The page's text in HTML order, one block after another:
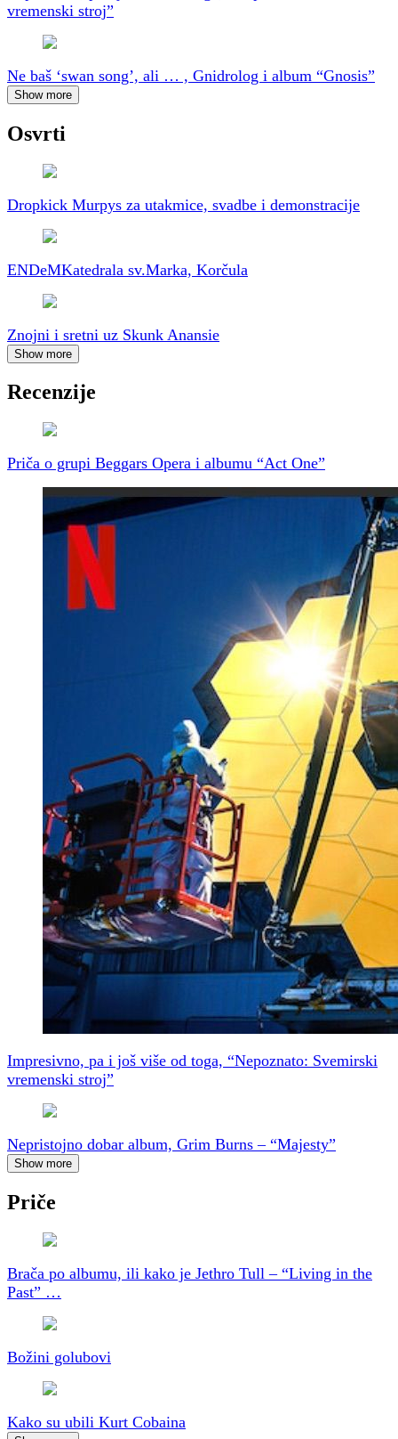
vremenski stroj”
Ne baš ‘swan song’, ali … , Gnidrolog i album “Gnosis”
Show more
Osvrti
Dropkick Murpys za utakmice, svadbe i demonstracije
ENDeMKatedrala sv.Marka, Korčula
Znojni i sretni uz Skunk Anansie
Show more
Recenzije
Priča o grupi Beggars Opera i albumu “Act One”
Impresivno, pa i još više od toga, “Nepoznato: Svemirski
vremenski stroj”
Nepristojno dobar album, Grim Burns – “Majesty”
Show more
Priče
Brača po albumu, ili kako je Jethro Tull – “Living in the
Past” …
Božini golubovi
Kako su ubili Kurt Cobaina